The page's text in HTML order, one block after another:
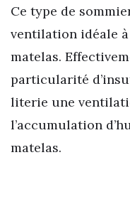
Ce type de
ventilation idéale
matelas.
particularité
literie une
l’accumulation
matelas.